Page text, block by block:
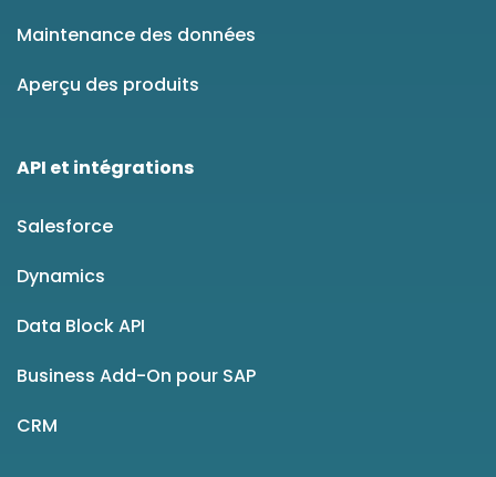
Maintenance des données
Aperçu des produits
API et intégrations
Salesforce
Dynamics
Data Block API
Business Add-On pour SAP
CRM